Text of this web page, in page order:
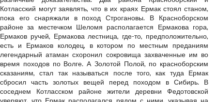
Котласский могут заявлять, что в их краях Ермак стоял станом,
пока его снаряжали в поход Строгановы. В Красноборском
районе за местечком Шеломя располагается Ермакова гора,
Ермаков ручей, Ермакова лестница, где-то, предположительно,
есть и Ермаков колодец, в котором по местным преданиям
легендарный атаман схоронил сокровища захваченные им во
время походов по Волге. А Золотой Полой, по красноборским
сказаниям, стал так называться после того, как туда Ермак
сбросил часть золотых вещей перед походом в Сибирь. В
соседнем Котласском районе жители деревни Федотовской
уверяют, что Ермак располагался рядом с ними, указывая на